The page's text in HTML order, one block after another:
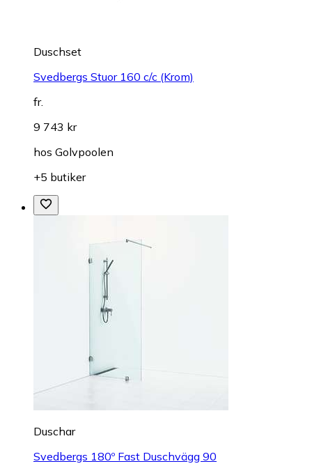
Duschset
Svedbergs Stuor 160 c/c (Krom)
fr.
9 743 kr
hos Golvpoolen
+5 butiker
Duschar
Svedbergs 180º Fast Duschvägg 90